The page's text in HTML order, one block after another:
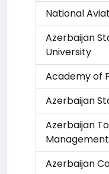
National
Azerbaijan
University
Academy of
Azerbaijan
Azerbaijan
Azerbaijan